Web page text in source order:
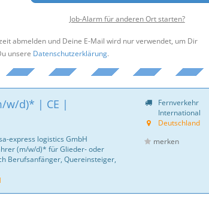
Job-Alarm für anderen Ort starten?
abmelden und Deine E-Mail wird nur verwendet, um Dir
unsere Datenschutzerklärung.
w/d)* | CE |
express logistics GmbH
(m/w/d)* für Glieder- oder
Berufsanfänger, Quereinsteiger,
Fernverkehr
International
Deutschland
merken